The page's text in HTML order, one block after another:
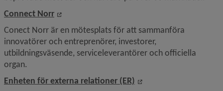
Connect Norr
Länk till annan webbplats, öppnas i nytt
Conect Norr är en mötesplats för att sammanföra
innovatörer och entreprenörer, investorer,
utbildningsväsende, serviceleverantörer och officiella
organ.
Enheten för externa relationer (ER)
Länk till annan